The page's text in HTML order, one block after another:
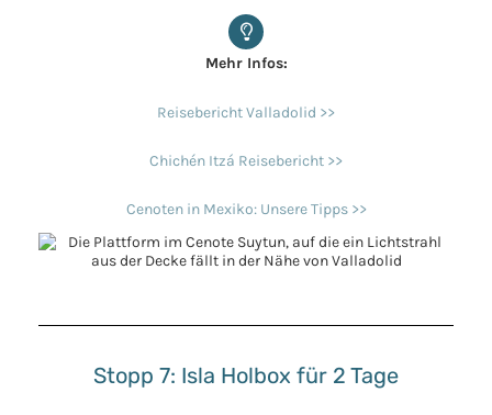
Mehr Infos:
Reisebericht Valladolid >>
Chichén Itzá Reisebericht >>
Cenoten in Mexiko: Unsere Tipps >>
Stopp 7: Isla Holbox für 2 Tage